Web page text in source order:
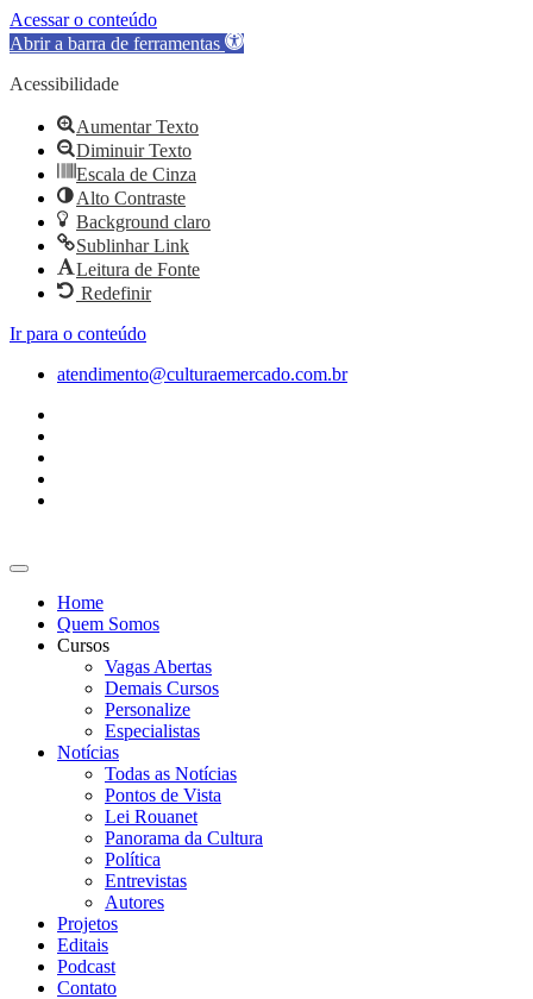
Acessar o conteúdo
Abrir a barra de ferramentas
Acessibilidade
Aumentar Texto
Diminuir Texto
Escala de Cinza
Alto Contraste
Background claro
Sublinhar Link
Leitura de Fonte
Redefinir
Ir para o conteúdo
atendimento@culturaemercado.com.br
Home
Quem Somos
Cursos
Vagas Abertas
Demais Cursos
Personalize
Especialistas
Notícias
Todas as Notícias
Pontos de Vista
Lei Rouanet
Panorama da Cultura
Política
Entrevistas
Autores
Projetos
Editais
Podcast
Contato